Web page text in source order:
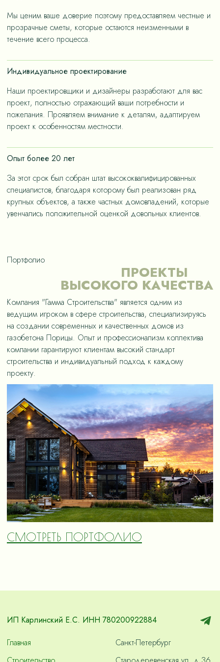
Мы ценим ваше доверие поэтому предоставляем честные и
прозрачные сметы, которые остаются неизменными в
течение всего процесса.
Индивидуальное проектирование
Наши проектировщики и дизайнеры разработают для вас
проект, полностью отражающий ваши потребности и
пожелания. Проявляем внимание к деталям, адаптируем
проект к особенностям местности.
Опыт более 20 лет
За этот срок был собран штат высококвалифицированных
специалистов, благодаря которому был реализован ряд
крупных объектов, а также частных домовладений, которые
увенчались положительной оценкой довольных клиентов.
Портфолио
ПРОЕКТЫ
ВЫСОКОГО КАЧЕСТВА
Компания "Гамма Строительства" является одним из
ведущим игроком в сфере строительства, специализируясь
на создании современных и качественных домов из
газобетона Порицы. Опыт и профессионализм коллектива
компании гарантируют клиентам высокий стандарт
строительства и индивидуальный подход к каждому
проекту.
СМОТРЕТЬ ПОРТФОЛИО
ИП Карлинский Е.С. ИНН 780200922884
Главная
Санкт-Петербург